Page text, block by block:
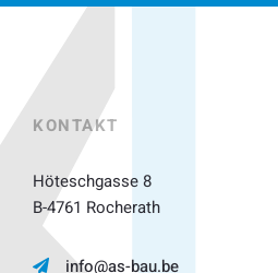
KONTAKT
Höteschgasse 8
B-4761 Rocherath
info@as-bau.be